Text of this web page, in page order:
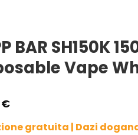
BAR SH150K
Vape
€
gratuita | Dazi